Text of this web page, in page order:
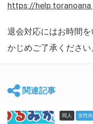
https://
退会対応にはお時間
かじめご了承ください
関連記事
同人 女性